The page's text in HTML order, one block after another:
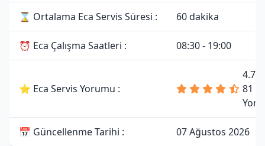
⌛ Ortalama Eca Servis Süresi : 60 dakika
⏰ Eca Çalışma Saatleri : 08:30 - 19:00
⭐ Eca Servis Yorumu :
4.7
81
📅 Güncellenme Tarihi : 07 Ağustos 2026